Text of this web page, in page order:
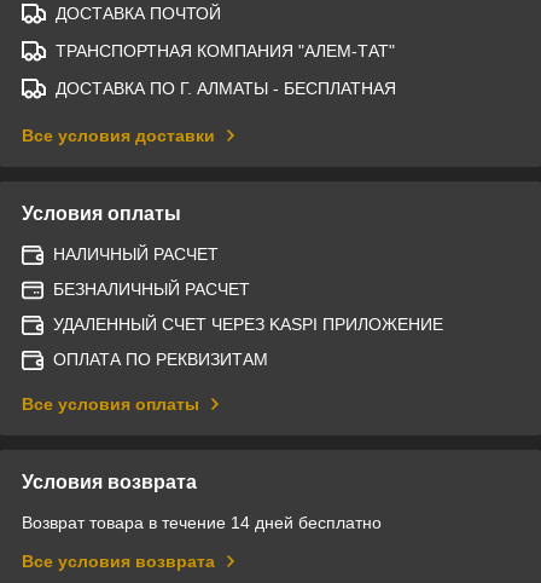
ДОСТАВКА ПОЧТОЙ
ТРАНСПОРТНАЯ КОМПАНИЯ "АЛЕМ-ТАТ"
ДОСТАВКА ПО Г. АЛМАТЫ - БЕСПЛАТНАЯ
Все условия доставки
Условия оплаты
НАЛИЧНЫЙ РАСЧЕТ
БЕЗНАЛИЧНЫЙ РАСЧЕТ
УДАЛЕННЫЙ СЧЕТ ЧЕРЕЗ KASPI ПРИЛОЖЕНИЕ
ОПЛАТА ПО РЕКВИЗИТАМ
Все условия оплаты
Условия возврата
Возврат товара в течение 14 дней бесплатно
Все условия возврата